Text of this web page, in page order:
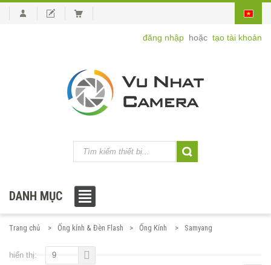
đăng nhập hoặc tạo tài khoản
DANH MỤC
Trang chủ Ống kính & Đèn Flash Ống Kính Samyang
hiển thị: 9